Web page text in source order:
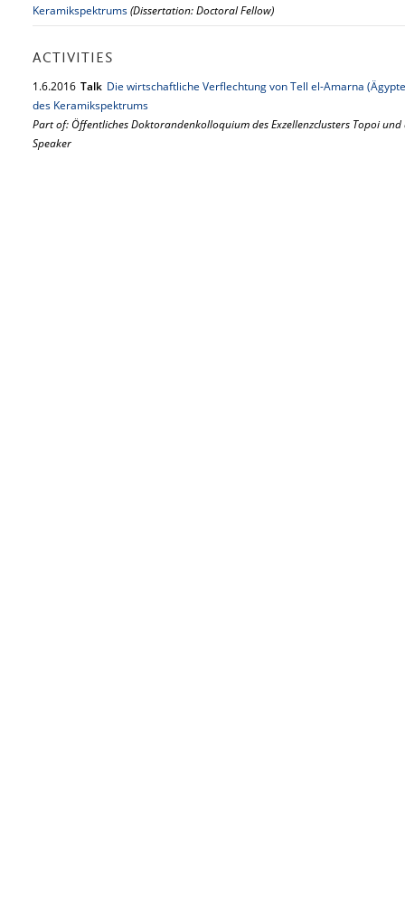
Keramikspektrums(Dissertation: Doctoral Fellow)
ACTIVITIES
1.6.2016 Talk Die wirtschaftliche Verflechtung von Tell el-Amarna
des Keramikspektrums
Part of: Öffentliches Doktorandenkolloquium des Exzellenzclusters Topoi und
Speaker